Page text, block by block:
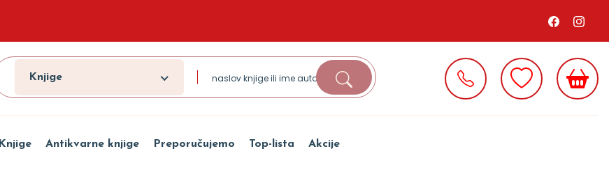
Knjige
Knjige Antikvarne knjige Preporučujemo Top-lista Akcije